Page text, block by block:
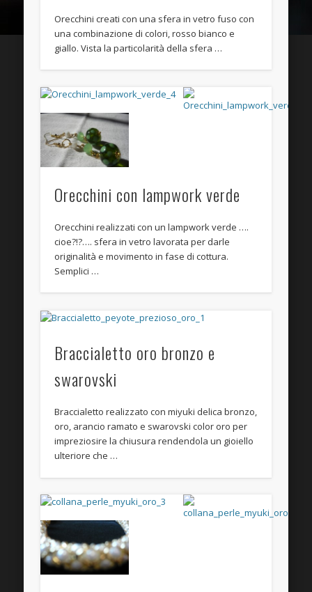
WordPress.org
Orecchini creati con una sfera in vetro fuso con
una combinazione di colori, rosso bianco e
giallo. Vista la particolarità della sfera …
Orecchini con lampwork verde
Orecchini realizzati con un lampwork verde ….
cioe?!?…. sfera in vetro lavorata per darle
originalità e movimento in fase di cottura.
Semplici …
Braccialetto oro bronzo e
swarovski
Braccialetto realizzato con miyuki delica bronzo,
oro, arancio ramato e swarovski color oro per
impreziosire la chiusura rendendola un gioiello
ulteriore che …